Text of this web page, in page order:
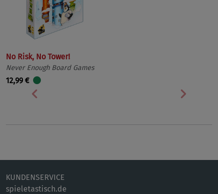
No Risk, No Tower!
Never Enough Board Games
12,99 €
Vorherige
KUNDENSERVICE
spieletastisch.de